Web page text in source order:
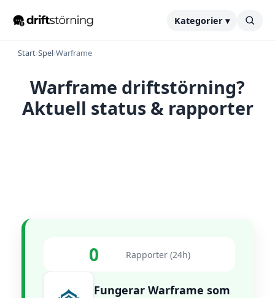
Kategorier ▾
Start›Spel›Warframe
Warframe driftstörning?
Aktuell status & rapporter
0 Rapporter (24h)
Fungerar Warframe som